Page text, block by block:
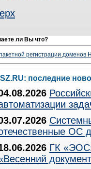
ли Вы что?
регистрации доменов
последние
ОС
ГК